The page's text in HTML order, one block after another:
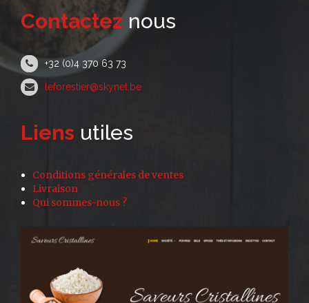
Contacteznous
+32 (0)4 370 63 73
leforestier@skynet.be
Liens utiles
Conditions générales de ventes
Livraison
Qui sommes-nous ?